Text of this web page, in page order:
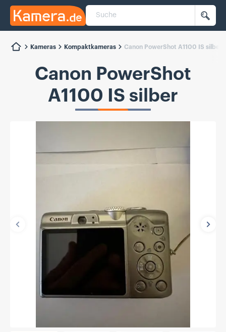
Kamera.de
Suche
Kameras Kompaktkameras Canon PowerShot A1100 IS silber
Canon PowerShot
A1100 IS silber
Vorherige